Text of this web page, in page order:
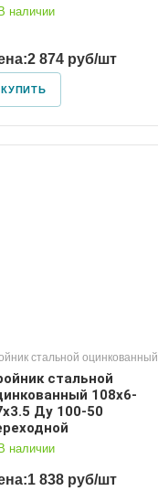
В наличии
2 874 руб/шт
КУПИТЬ
стальной оцинкованный
стальной
108х6-
Ду 100-50
В наличии
1 838 руб/шт